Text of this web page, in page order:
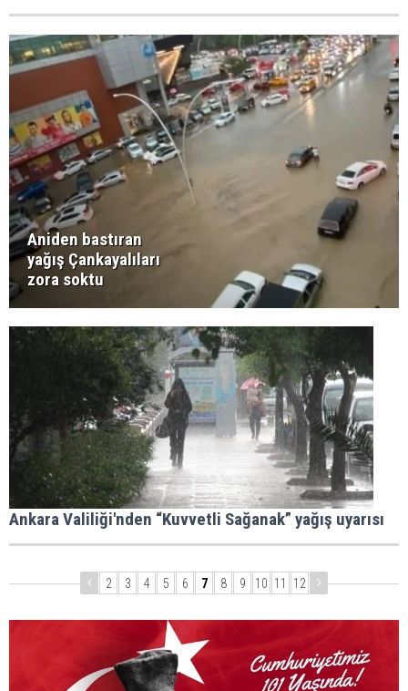
Aniden bastıran
yağış Çankayalıları
zora soktu
Ankara Valiliği'nden “Kuvvetli Sağanak” yağış uyarısı
2 3 4 5 6 7 8 9 10 11 12